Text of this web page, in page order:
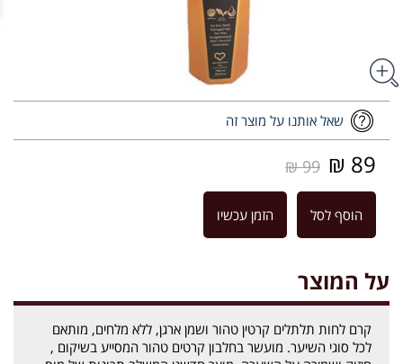
שאל אותנו על מוצר זה
89 ₪
99 ₪
הוסף לסל הזמן עכשיו
על המוצר
קרם לחות תלתלים קרטין טהור ושמן ארגן, ללא מלחים, מותאם
לכל סוגי השיער. מועשר בחלבון קרטים טהור המסייע בשיקום ,